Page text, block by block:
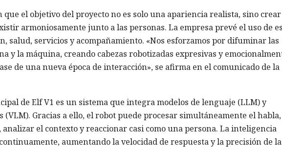
que el objetivo del proyecto no es solo una apariencia realista, sino
armoniosamente junto a las personas. La empresa prevé el uso de
salud, servicios y acompañamiento. «Nos esforzamos por difuminar las
y la máquina, creando cabezas robotizadas expresivas y
de una nueva época de interacción», se afirma en el comunicado de la
de Elf V1 es un sistema que integra modelos de lenguaje (LLM) y
(VLM). Gracias a ello, el robot puede procesar simultáneamente el
el contexto y reaccionar casi como una persona. La inteligencia
aumentando la velocidad de respuesta y la precisión de